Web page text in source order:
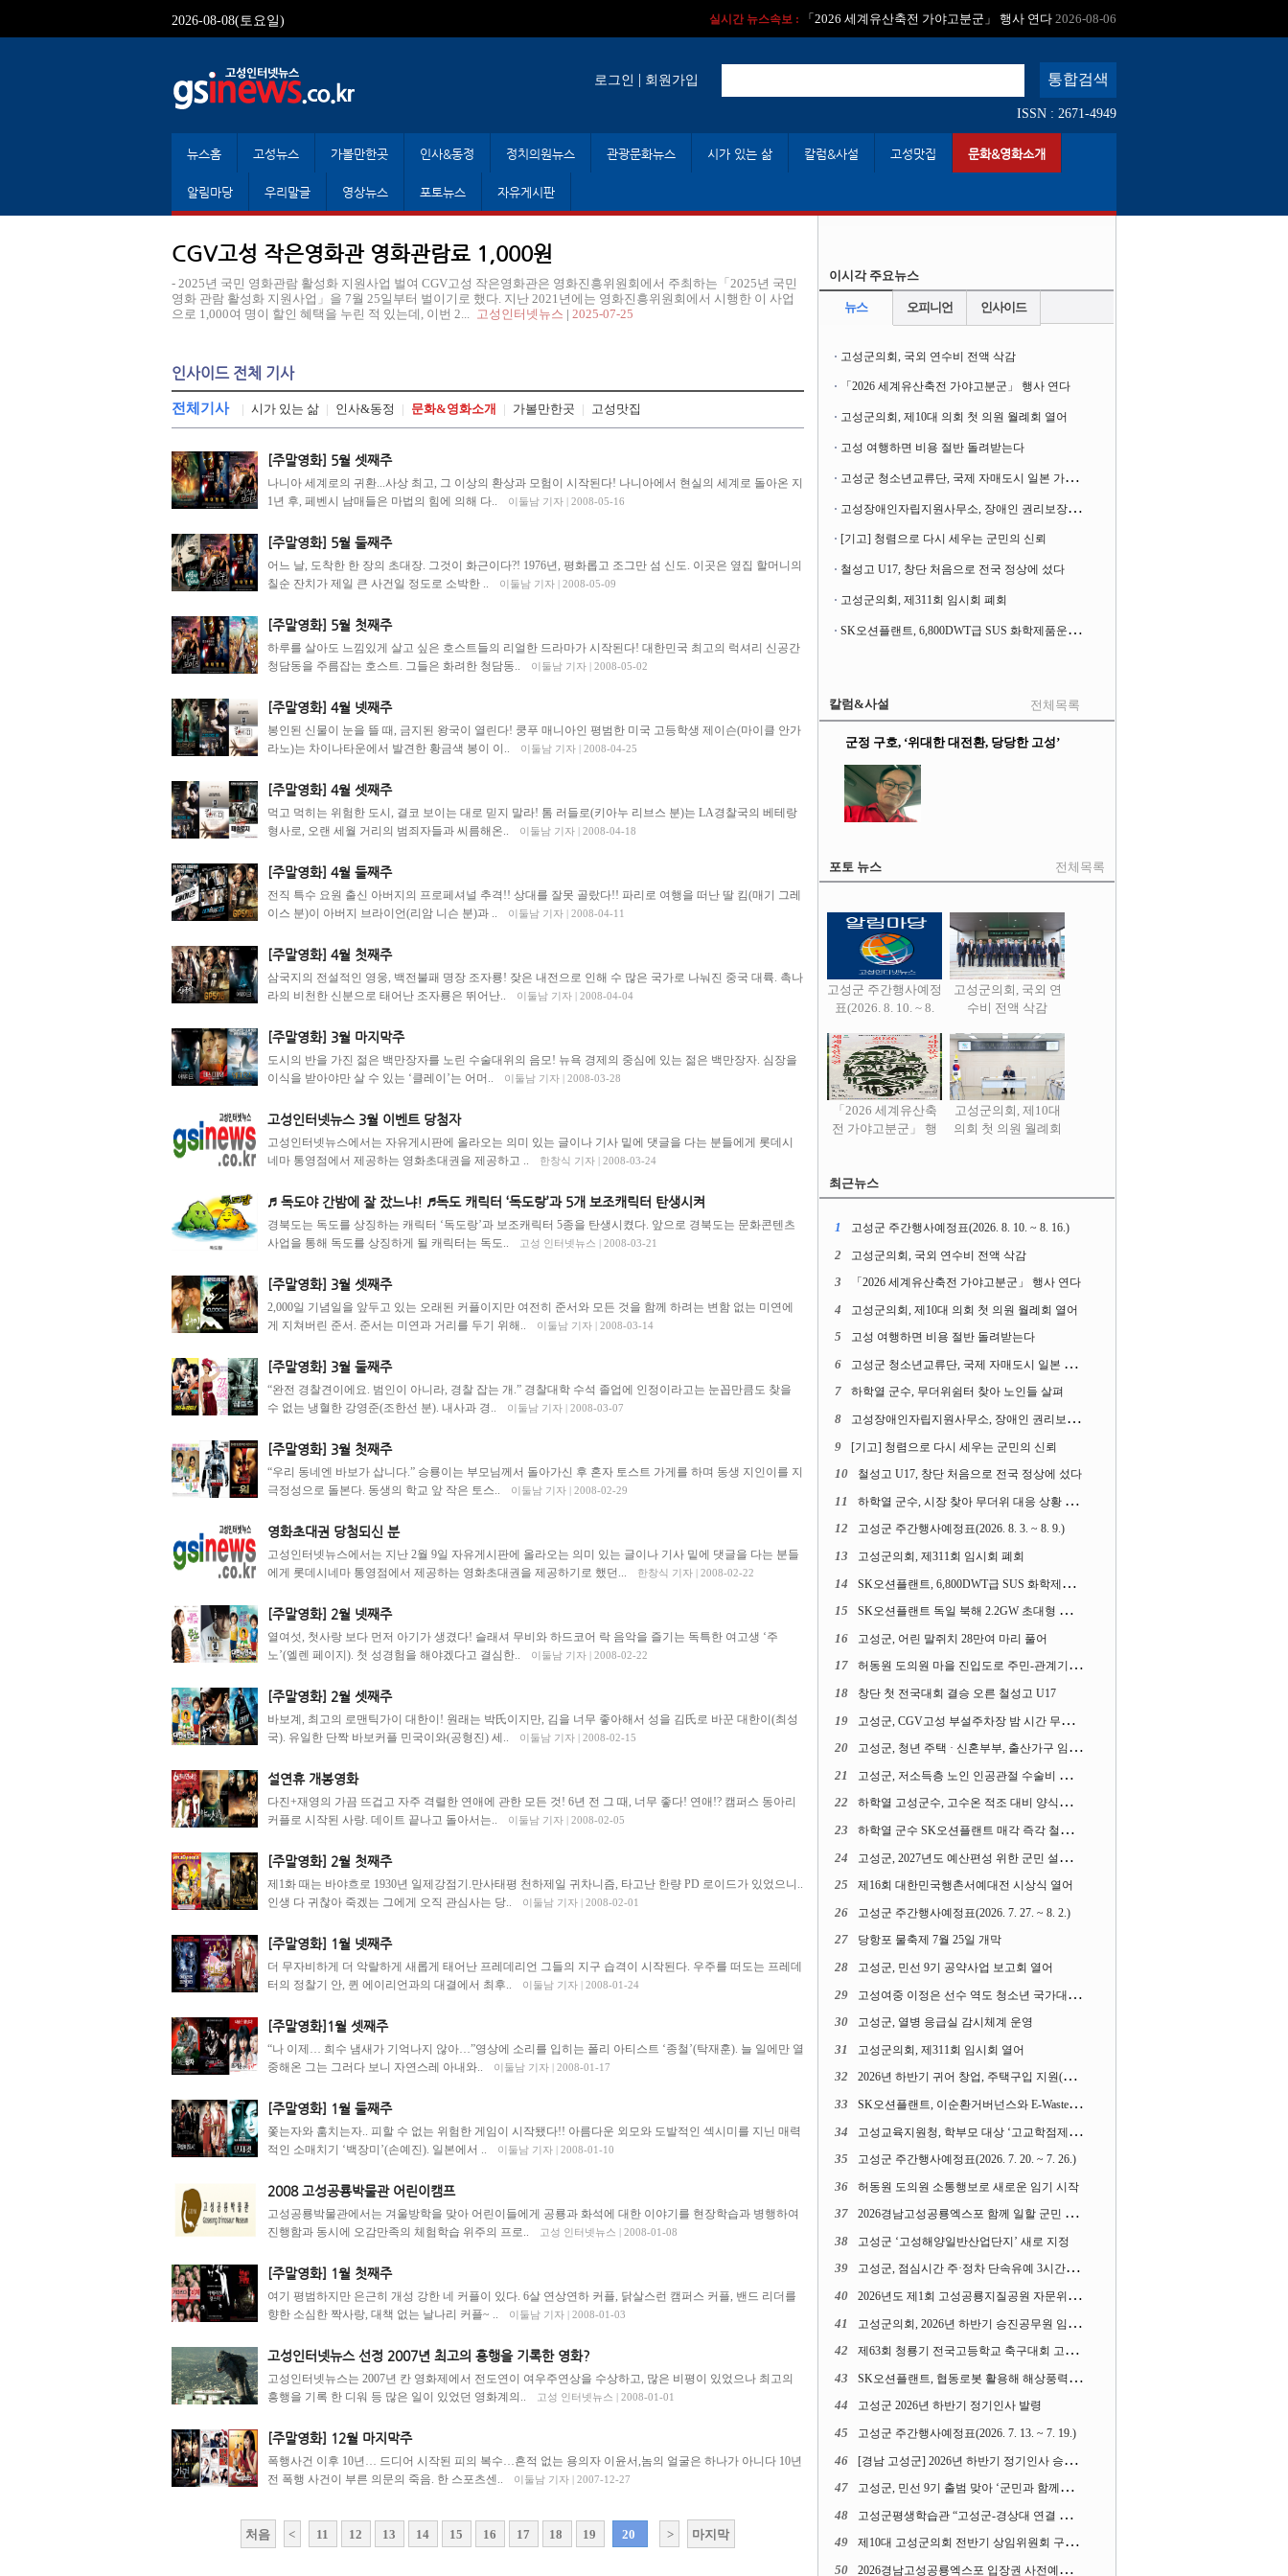
2026-08-08(토요일) 실시간 뉴스속보 : 「2026 세계유산축전 가야고분군」 행사 연다 2026-08-06
로그인 | 회원가입
ISSN : 2671-4949
뉴스홈 고성뉴스 가볼만한곳 인사&동정 정치의원뉴스 관광문화뉴스 시가 있는 삶 칼럼&사설 고성맛집 문화&영화소개
알림마당 우리말글 영상뉴스 포토뉴스 자유게시판
CGV고성 작은영화관 영화관람료 1,000원
- 2025년 국민 영화관람 활성화 지원사업 벌여 CGV고성 작은영화관은 영화진흥위원회에서 주최하는「2025년 국민
영화 관람 활성화 지원사업」을 7월 25일부터 벌이기로 했다. 지난 2021년에는 영화진흥위원회에서 시행한 이 사업
으로 1,000여 명이 할인 혜택을 누린 적 있는데, 이번 2...
고성인터넷뉴스 | 2025-07-25
인사이드 전체 기사
전체기사 시가 있는 삶 인사&동정 문화&영화소개 가볼만한곳 고성맛집
[주말영화] 5월 셋째주
나니아 세계로의 귀환...사상 최고, 그 이상의 환상과 모험이 시작된다! 나니아에서 현실의 세계로 돌아온 지
1년 후, 페벤시 남매들은 마법의 힘에 의해 다..
이둘남 기자 | 2008-05-16
[주말영화] 5월 둘째주
어느 날, 도착한 한 장의 초대장. 그것이 화근이다?! 1976년, 평화롭고 조그만 섬 신도. 이곳은 옆집 할머니의
칠순 잔치가 제일 큰 사건일 정도로 소박한 ..
이둘남 기자 | 2008-05-09
[주말영화] 5월 첫째주
하루를 살아도 느낌있게 살고 싶은 호스트들의 리얼한 드라마가 시작된다! 대한민국 최고의 럭셔리 신공간
청담동을 주름잡는 호스트. 그들은 화려한 청담동..
이둘남 기자 | 2008-05-02
[주말영화] 4월 넷째주
봉인된 신물이 눈을 뜰 때, 금지된 왕국이 열린다! 쿵푸 매니아인 평범한 미국 고등학생 제이슨(마이클 안가
라노)는 차이나타운에서 발견한 황금색 봉이 이..
이둘남 기자 | 2008-04-25
[주말영화] 4월 셋째주
먹고 먹히는 위험한 도시, 결코 보이는 대로 믿지 말라! 톰 러들로(키아누 리브스 분)는 LA경찰국의 베테랑
형사로, 오랜 세월 거리의 범죄자들과 씨름해온..
이둘남 기자 | 2008-04-18
[주말영화] 4월 둘째주
전직 특수 요원 출신 아버지의 프로페셔널 추격!! 상대를 잘못 골랐다!! 파리로 여행을 떠난 딸 킴(매기 그레
이스 분)이 아버지 브라이언(리암 니슨 분)과 ..
이둘남 기자 | 2008-04-11
[주말영화] 4월 첫째주
삼국지의 전설적인 영웅, 백전불패 명장 조자룡! 잦은 내전으로 인해 수 많은 국가로 나눠진 중국 대륙. 촉나
라의 비천한 신분으로 태어난 조자룡은 뛰어난..
이둘남 기자 | 2008-04-04
[주말영화] 3월 마지막주
도시의 반을 가진 젊은 백만장자를 노린 수술대위의 음모! 뉴욕 경제의 중심에 있는 젊은 백만장자. 심장을
이식을 받아야만 살 수 있는 ‘클레이’는 어머..
이둘남 기자 | 2008-03-28
고성인터넷뉴스 3월 이벤트 당첨자
고성인터넷뉴스에서는 자유게시판에 올라오는 의미 있는 글이나 기사 밑에 댓글을 다는 분들에게 롯데시
네마 통영점에서 제공하는 영화초대권을 제공하고 ..
한창식 기자 | 2008-03-24
♬ 독도야 간밤에 잘 잤느냐! ♬독도 캐릭터 ‘독도랑’과 5개 보조캐릭터 탄생시켜
경북도는 독도를 상징하는 캐릭터 ‘독도랑’과 보조캐릭터 5종을 탄생시켰다. 앞으로 경북도는 문화콘텐츠
사업을 통해 독도를 상징하게 될 캐릭터는 독도..
고성 인터넷뉴스 | 2008-03-21
[주말영화] 3월 셋째주
2,000일 기념일을 앞두고 있는 오래된 커플이지만 여전히 준서와 모든 것을 함께 하려는 변함 없는 미연에
게 지쳐버린 준서. 준서는 미연과 거리를 두기 위해..
이둘남 기자 | 2008-03-14
[주말영화] 3월 둘째주
“완전 경찰견이에요. 범인이 아니라, 경찰 잡는 개.” 경찰대학 수석 졸업에 인정이라고는 눈꼽만큼도 찾을
수 없는 냉혈한 강영준(조한선 분). 내사과 경..
이둘남 기자 | 2008-03-07
[주말영화] 3월 첫째주
“우리 동네엔 바보가 삽니다.” 승룡이는 부모님께서 돌아가신 후 혼자 토스트 가게를 하며 동생 지인이를 지
극정성으로 돌본다. 동생의 학교 앞 작은 토스..
이둘남 기자 | 2008-02-29
영화초대권 당첨되신 분
고성인터넷뉴스에서는 지난 2월 9일 자유게시판에 올라오는 의미 있는 글이나 기사 밑에 댓글을 다는 분들
에게 롯데시네마 통영점에서 제공하는 영화초대권을 제공하기로 했던...
한창식 기자 | 2008-02-22
[주말영화] 2월 넷째주
열여섯, 첫사랑 보다 먼저 아기가 생겼다! 슬래셔 무비와 하드코어 락 음악을 즐기는 독특한 여고생 ‘주
노’(엘렌 페이지). 첫 성경험을 해야겠다고 결심한..
이둘남 기자 | 2008-02-22
[주말영화] 2월 셋째주
바보계, 최고의 로맨틱가이 대한이! 원래는 박氏이지만, 김을 너무 좋아해서 성을 김氏로 바꾼 대한이(최성
국). 유일한 단짝 바보커플 민국이와(공형진) 세..
이둘남 기자 | 2008-02-15
설연휴 개봉영화
다진+재영의 가끔 뜨겁고 자주 격렬한 연애에 관한 모든 것! 6년 전 그 때, 너무 좋다! 연애!? 캠퍼스 동아리
커플로 시작된 사랑. 데이트 끝나고 돌아서는..
이둘남 기자 | 2008-02-05
[주말영화] 2월 첫째주
제1화 때는 바야흐로 1930년 일제강점기.만사태평 천하제일 귀차니즘, 타고난 한량 PD 로이드가 있었으니..
인생 다 귀찮아 죽겠는 그에게 오직 관심사는 당..
이둘남 기자 | 2008-02-01
[주말영화] 1월 넷째주
더 무자비하게 더 악랄하게 새롭게 태어난 프레데리언 그들의 지구 습격이 시작된다. 우주를 떠도는 프레데
터의 정찰기 안, 퀸 에이리언과의 대결에서 최후..
이둘남 기자 | 2008-01-24
[주말영화]1월 셋째주
“나 이제… 희수 냄새가 기억나지 않아…”영상에 소리를 입히는 폴리 아티스트 ‘종철’(탁재훈). 늘 일에만 열
중해온 그는 그러다 보니 자연스레 아내와..
이둘남 기자 | 2008-01-17
[주말영화] 1월 둘째주
쫓는자와 훔치는자.. 피할 수 없는 위험한 게임이 시작됐다!! 아름다운 외모와 도발적인 섹시미를 지닌 매력
적인 소매치기 ‘백장미’(손예진). 일본에서 ..
이둘남 기자 | 2008-01-10
2008 고성공룡박물관 어린이캠프
고성공룡박물관에서는 겨울방학을 맞아 어린이들에게 공룡과 화석에 대한 이야기를 현장학습과 병행하여
진행함과 동시에 오감만족의 체험학습 위주의 프로..
고성 인터넷뉴스 | 2008-01-08
[주말영화] 1월 첫째주
여기 평범하지만 은근히 개성 강한 네 커플이 있다. 6살 연상연하 커플, 닭살스런 캠퍼스 커플, 밴드 리더를
향한 소심한 짝사랑, 대책 없는 날나리 커플~ ..
이둘남 기자 | 2008-01-03
고성인터넷뉴스 선정 2007년 최고의 흥행을 기록한 영화?
고성인터넷뉴스는 2007년 칸 영화제에서 전도연이 여우주연상을 수상하고, 많은 비평이 있었으나 최고의
흥행을 기록 한 디워 등 많은 일이 있었던 영화계의..
고성 인터넷뉴스 | 2008-01-01
[주말영화] 12월 마지막주
폭행사건 이후 10년… 드디어 시작된 피의 복수…흔적 없는 용의자 이윤서,놈의 얼굴은 하나가 아니다 10년
전 폭행 사건이 부른 의문의 죽음. 한 스포츠센..
이둘남 기자 | 2007-12-27
처음 < 11 12 13 14 15 16 17 18 19 20 > 마지막
이시각 주요뉴스
뉴스 오피니언 인사이드
고성군의회, 국외 연수비 전액 삭감
「2026 세계유산축전 가야고분군」 행사 연다
고성군의회, 제10대 의회 첫 의원 월례회 열어
고성 여행하면 비용 절반 돌려받는다
고
성군 청소년교류단, 국제 자매도시 일본 가사오카시 찾아
고
성장애인자립지원사무소, 장애인 권리보장 촉구 1인 시위 벌여
[기고] 청렴으로 다시 세우는 군민의 신뢰
철성고 U17, 창단 처음으로 전국 정상에 섰다
고성군의회, 제311회 임시회 폐회
S
K오션플랜트, 6,800DWT급 SUS 화학제품운반선 2척 수주
칼럼&사설 전체목록
군정 구호, ‘위대한 대전환, 당당한 고성’
포토 뉴스 전체목록
고성군 주간행사예정
표(2026. 8. 10. ~ 8.
고성군의회, 국외 연
수비 전액 삭감
「2026 세계유산축
전 가야고분군」 행
고성군의회, 제10대
의회 첫 의원 월례회
최근뉴스
1 고성군 주간행사예정표(2026. 8. 10. ~ 8. 16.)
2 고성군의회, 국외 연수비 전액 삭감
3 「2026 세계유산축전 가야고분군」 행사 연다
4 고성군의회, 제10대 의회 첫 의원 월례회 열어
5 고성 여행하면 비용 절반 돌려받는다
6 고성군 청소년교류단, 국제 자매도시 일본 가사오카시 찾아
7 하학열 군수, 무더위쉼터 찾아 노인들 살펴
8 고성장애인자립지원사무소, 장애인 권리보장 촉구 1인 시위 벌여
9 [기고] 청렴으로 다시 세우는 군민의 신뢰
10 철성고 U17, 창단 처음으로 전국 정상에 섰다
11 하학열 군수, 시장 찾아 무더위 대응 상황 살펴
12 고성군 주간행사예정표(2026. 8. 3. ~ 8. 9.)
13 고성군의회, 제311회 임시회 폐회
14 SK오션플랜트, 6,800DWT급 SUS 화학제품운반선 2척 수주
15 SK오션플랜트 독일 북해 2.2GW 초대형 해상변전소 하부구조물 수주
16 고성군, 어린 말쥐치 28만여 마리 풀어
17 허동원 도의원 마을 진입도로 주민-관계기관과 함께 간담회 열어
18 창단 첫 전국대회 결승 오른 철성고 U17
19 고성군, CGV고성 부설주차장 밤 시간 무료 개방한다
20 고성군, 청년 주택 · 신혼부부, 출산가구 임차보증금 대출이자 지원사업 시행
21 고성군, 저소득층 노인 인공관절 수술비 지원사업 계속 추진
22 하학열 고성군수, 고수온 적조 대비 양식장 현장점검
23 하학열 군수 SK오션플랜트 매각 즉각 철회 촉구 기자회견 열어
24 고성군, 2027년도 예산편성 위한 군민 설문조사 실시
25 제16회 대한민국행촌서예대전 시상식 열어
26 고성군 주간행사예정표(2026. 7. 27. ~ 8. 2.)
27 당항포 물축제 7월 25일 개막
28 고성군, 민선 9기 공약사업 보고회 열어
29 고성여중 이정은 선수 역도 청소년 국가대표에 뽑혀
30 고성군, 열병 응급실 감시체계 운영
31 고성군의회, 제311회 임시회 열어
32 2026년 하반기 귀어 창업, 주택구입 지원(융자) 사업대상자 모집
33 SK오션플랜트, 이순환거버넌스와 E-Waste Zero 업무협약
34 고성교육지원청, 학부모 대상 ‘고교학점제와 대입제도 설명회’ 열어
35 고성군 주간행사예정표(2026. 7. 20. ~ 7. 26.)
36 허동원 도의원 소통행보로 새로운 임기 시작
37 2026경남고성공룡엑스포 함께 일할 군민 모집
38 고성군 ‘고성해양일반산업단지’ 새로 지정
39 고성군, 점심시간 주·정차 단속유예 3시간으로 확대
40 2026년도 제1회 고성공룡지질공원 자문위원회 열어
41 고성군의회, 2026년 하반기 승진공무원 임용장 수여
42 제63회 청룡기 전국고등학교 축구대회 고성서 열린다
43 SK오션플랜트, 협동로봇 활용해 해상풍력 생산 혁신 속도 낸다
44 고성군 2026년 하반기 정기인사 발령
45 고성군 주간행사예정표(2026. 7. 13. ~ 7. 19.)
46 [경남 고성군] 2026년 하반기 정기인사 승진심사 결과
47 고성군, 민선 9기 출범 맞아 ‘군민과 함께하는 대전환 소통간담회’ 열어
48 고성군평생학습관 “고성군-경상대 연결 평생교육” 운영
49 제10대 고성군의회 전반기 상임위원회 구성 완료
50 2026경남고성공룡엑스포 입장권 사전예매 시작